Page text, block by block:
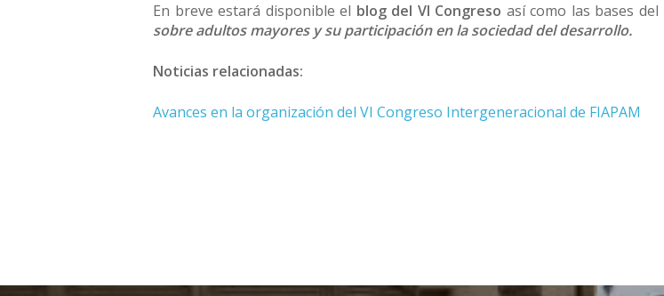
En breve estará disponible el blog del VI Congreso así como las bases del
sobre adultos mayores y su participación en la sociedad del desarrollo.
Noticias relacionadas:
Avances en la organización del VI Congreso Intergeneracional de FIAPAM